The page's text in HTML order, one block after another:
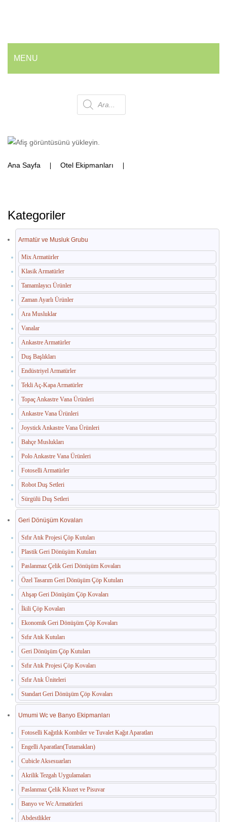
MENU
💰 En İyi Fiyatlarla
Armatür ve Musluk Grubu
İç Mekan Çöp Kovaları
Dış Mekan Çöp Kovaları
Küllükler ve Sigara Atık Üniteleri
El Kurutma Makineleri
🔐 En Güvenilir Adres
Fotoselli Kağıt Havluluklar
Sabunluklar
Otel Ekipmanları
Umumi Wc ve Banyo Ekipmanları
Havuz Duş Kulesi & Sahil Duş Kulesi
Açık Alan Su Çeşmesi(Sebil)
Medikal Ekipmanlar
Paslanmaz Havuz Ekipmanları
🛒 TEKLIF SEPETIM
İLETIŞIM
Products
Ana Sayfa Otel Ekipmanları
Kategoriler
Armatür ve Musluk Grubu
Mix Armatürler
Klasik Armatürler
Tamamlayıcı Ürünler
Zaman Ayarlı Ürünler
Ara Musluklar
Vanalar
Ankastre Armatürler
Duş Başlıkları
Endüstriyel Armatürler
Tekli Aç-Kapa Armatürler
Topaç Ankastre Vana Ürünleri
Ankastre Vana Ürünleri
Joystick Ankastre Vana Ürünleri
Bahçe Muslukları
Polo Ankastre Vana Ürünleri
Fotoselli Armatürler
Robot Duş Setleri
Sürgülü Duş Setleri
Geri Dönüşüm Kovaları
Sıfır Atık Projesi Çöp Kutuları
Plastik Geri Dönüşüm Kutuları
Paslanmaz Çelik Geri Dönüşüm Kovaları
Özel Tasarım Geri Dönüşüm Çöp Kutuları
Ahşap Geri Dönüşüm Çöp Kovaları
İkili Çöp Kovaları
Ekonomik Geri Dönüşüm Çöp Kovaları
Sıfır Atık Kutuları
Geri Dönüşüm Çöp Kutuları
Sıfır Atık Projesi Çöp Kovaları
Sıfır Atık Üniteleri
Standart Geri Dönüşüm Çöp Kovaları
Umumi Wc ve Banyo Ekipmanları
Fotoselli Kağıtlık Kombiler ve Tuvalet Kağıt Aparatları
Engelli Aparatları(Tutamakları)
Cubicle Aksesuarları
Akrilik Tezgah Uygulamaları
Paslanmaz Çelik Klozet ve Pisuvar
Banyo ve Wc Armatürleri
Abdestlikler